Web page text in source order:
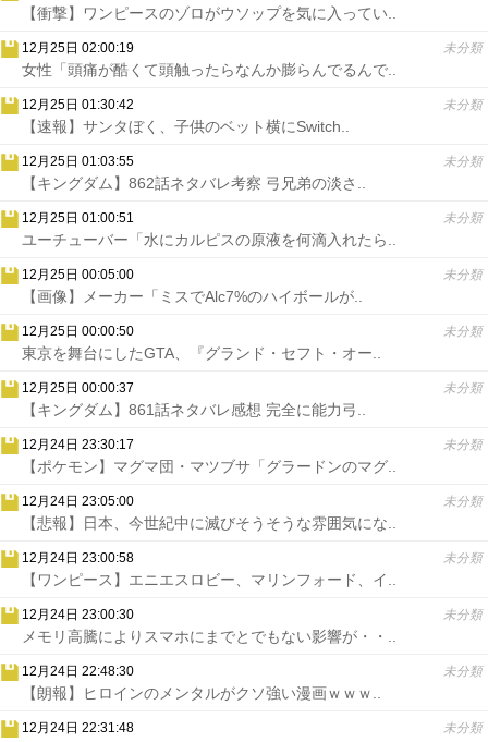
【衝撃】ワンピースのゾロがウソップを気に入ってい..
12月25日 02:00:19 未分類
女性「頭痛が酷くて頭触ったらなんか膨らんでるんで..
12月25日 01:30:42 未分類
【速報】サンタぼく、子供のベット横にSwitch..
12月25日 01:03:55 未分類
【キングダム】862話ネタバレ考察 弓兄弟の淡さ..
12月25日 01:00:51 未分類
ユーチューバー「水にカルピスの原液を何滴入れたら..
12月25日 00:05:00 未分類
【画像】メーカー「ミスでAlc7%のハイボールが..
12月25日 00:00:50 未分類
東京を舞台にしたGTA、『グランド・セフト・オー..
12月25日 00:00:37 未分類
【キングダム】861話ネタバレ感想 完全に能力弓..
12月24日 23:30:17 未分類
【ポケモン】マグマ団・マツブサ「グラードンのマグ..
12月24日 23:05:00 未分類
【悲報】日本、今世紀中に滅びそうそうな雰囲気にな..
12月24日 23:00:58 未分類
【ワンピース】エニエスロビー、マリンフォード、イ..
12月24日 23:00:30 未分類
メモリ高騰によりスマホにまでとでもない影響が・・..
12月24日 22:48:30 未分類
【朗報】ヒロインのメンタルがクソ強い漫画ｗｗｗ..
12月24日 22:31:48 未分類